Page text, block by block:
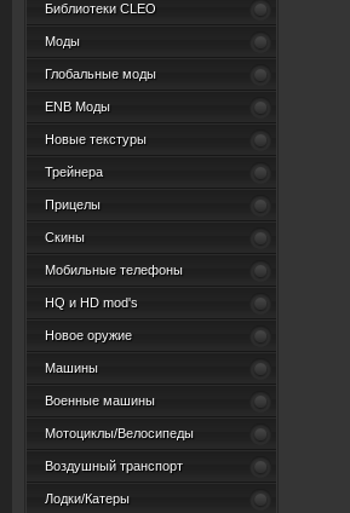
Библиотеки CLEO
Моды
Глобальные моды
ENB Моды
Новые текстуры
Трейнера
Прицелы
Скины
Мобильные телефоны
HQ и HD mod's
Новое оружие
Машины
Военные машины
Мотоциклы/Велосипеды
Воздушный транспорт
Лодки/Катеры